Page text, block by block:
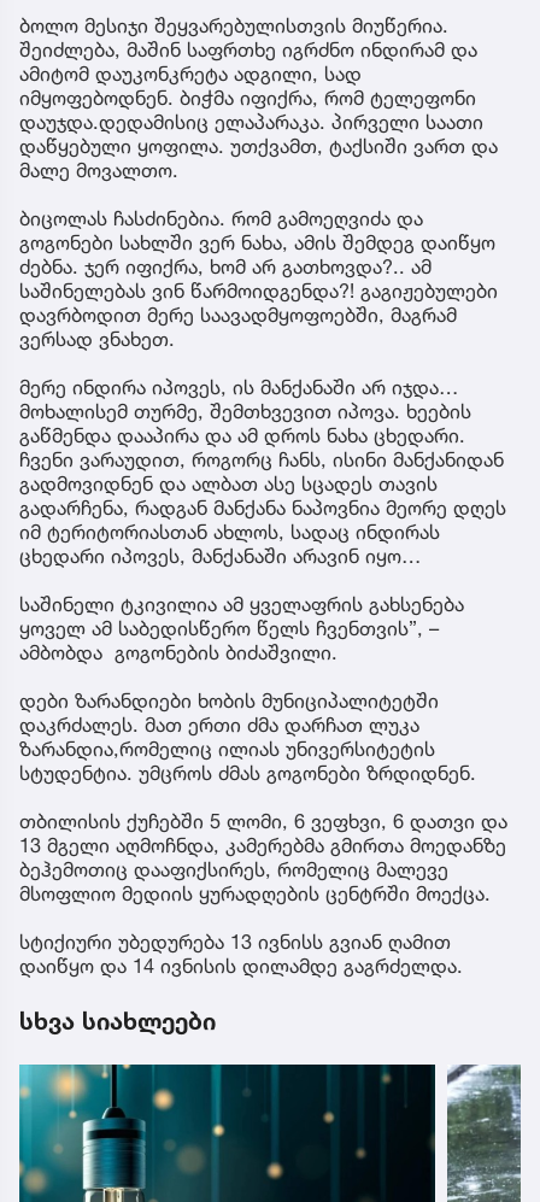
ბოლო მესიჯი შეყვარებულისთვის მიუწერია.
შეიძლება, მაშინ საფრთხე იგრძნო ინდირამ და
ამიტომ დაუკონკრეტა ადგილი, სად
იმყოფებოდნენ. ბიჭმა იფიქრა, რომ ტელეფონი
დაუჯდა.დედამისიც ელაპარაკა. პირველი საათი
დაწყებული ყოფილა. უთქვამთ, ტაქსიში ვართ და
მალე მოვალთო.
ბიცოლას ჩასძინებია. რომ გამოეღვიძა და
გოგონები სახლში ვერ ნახა, ამის შემდეგ დაიწყო
ძებნა. ჯერ იფიქრა, ხომ არ გათხოვდა?.. ამ
საშინელებას ვინ წარმოიდგენდა?! გაგიჟებულები
დავრბოდით მერე საავადმყოფოებში, მაგრამ
ვერსად ვნახეთ.
მერე ინდირა იპოვეს, ის მანქანაში არ იჯდა…
მოხალისემ თურმე, შემთხვევით იპოვა. ხეების
გაწმენდა დააპირა და ამ დროს ნახა ცხედარი.
ჩვენი ვარაუდით, როგორც ჩანს, ისინი მანქანიდან
გადმოვიდნენ და ალბათ ასე სცადეს თავის
გადარჩენა, რადგან მანქანა ნაპოვნია მეორე დღეს
იმ ტერიტორიასთან ახლოს, სადაც ინდირას
ცხედარი იპოვეს, მანქანაში არავინ იყო…
საშინელი ტკივილია ამ ყველაფრის გახსენება
ყოველ ამ საბედისწერო წელს ჩვენთვის”, –
ამბობდა გოგონების ბიძაშვილი.
დები ზარანდიები ხობის მუნიციპალიტეტში
დაკრძალეს. მათ ერთი ძმა დარჩათ ლუკა
ზარანდია,რომელიც ილიას უნივერსიტეტის
სტუდენტია. უმცროს ძმას გოგონები ზრდიდნენ.
თბილისის ქუჩებში 5 ლომი, 6 ვეფხვი, 6 დათვი და
13 მგელი აღმოჩნდა, კამერებმა გმირთა მოედანზე
ბეჰემოთიც დააფიქსირეს, რომელიც მალევე
მსოფლიო მედიის ყურადღების ცენტრში მოექცა.
სტიქიური უბედურება 13 ივნისს გვიან ღამით
დაიწყო და 14 ივნისის დილამდე გაგრძელდა.
სხვა სიახლეები